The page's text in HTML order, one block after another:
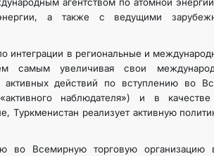
а также с ведущими
интеграции в региональные и
самым увеличивая свои
действий по вступлению во
наблюдателя») и в качестве
Туркменистан реализует активную
во Всемирную торговую